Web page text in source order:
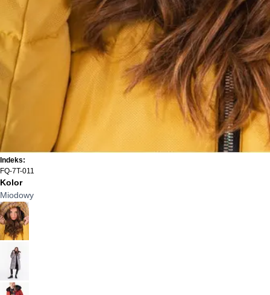
Indeks:
FQ-7T-011
Kolor
Miodowy